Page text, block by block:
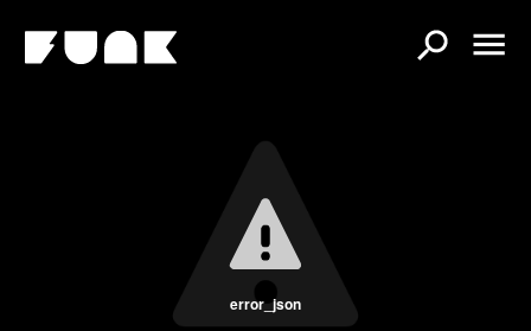
error_json